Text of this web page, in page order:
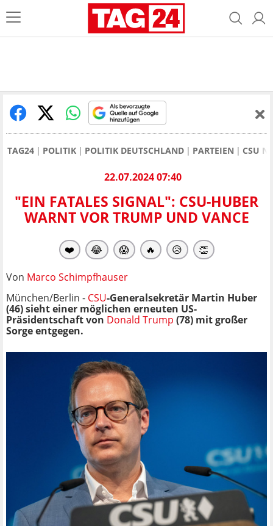
TAG24 POLITIK POLITIK DEUTSCHLAND PARTEIEN CSU
22.07.2024 07:40
"EIN FATALES SIGNAL": CSU-HUBER
WARNT VOR TRUMP UND VANCE
❤️ 😂 😱 🔥 😥 👏
Von Marco Schimpfhauser
München/Berlin - CSU-Generalsekretär Martin Huber
(46) sieht einer möglichen erneuten US-
Präsidentschaft von Donald Trump (78) mit großer
Sorge entgegen.